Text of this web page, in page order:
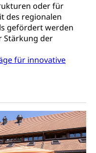
oder für
des regionalen
gefördert werden
Stärkung der
für innovative